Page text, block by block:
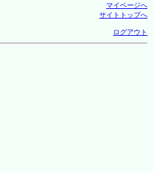
マイページへ
サイトトップへ
ログアウト